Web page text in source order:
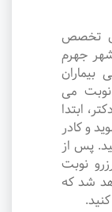
تخصص
جهرم
نوبت می
ابتدا
و کادر
پس از
نوبت
شد که